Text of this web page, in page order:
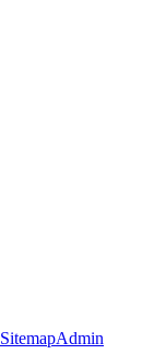
SitemapAdmin